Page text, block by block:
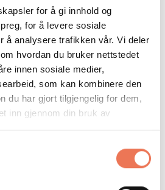
for å gi innhold og
for å levere sosiale
å analysere trafikken vår. Vi deler
hvordan du bruker nettstedet
innen sosiale medier,
som kan kombinere den
du har gjort tilgjengelig for dem,
inn gjennom din bruk av
for tredjeparts produksjon
knyttet til kjemi, støy og
innen trykkeri- og merch-
knyttet til lønn og
og samarbeide rundt
og ønsker derfor å dele erfaringer
allmennheten for øvrig. Vi ønsker
tilrettelegger for bærekraft i